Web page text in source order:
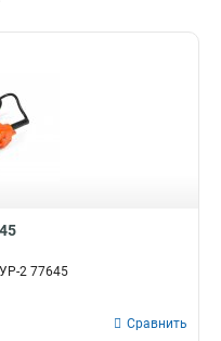
2 77645
Сравнить